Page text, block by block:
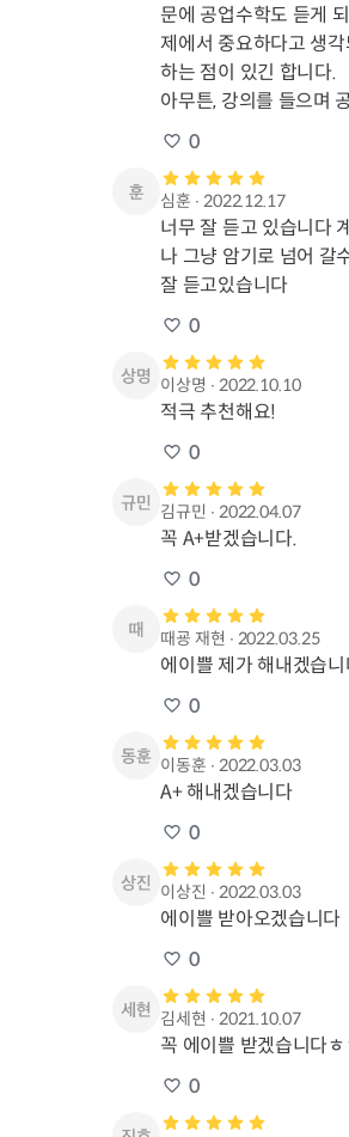
문에 공업수학도 듣게
제에서 중요하다고 생
하는 점이 있긴 합니다.
아무튼, 강의를 들으며
0
심훈 ∙ 2022.12.17
너무 잘 듣고 있습니다
나 그냥 암기로 넘어 갈
잘 듣고있습니다
0
이상명 ∙ 2022.10.10
적극 추천해요!
0
김규민 ∙ 2022.04.07
꼭 A+받겠습니다.
0
때굥 재현 ∙ 2022.03.25
에이쁠 제가 해내겠습니
0
이동훈 ∙ 2022.03.03
A+ 해내겠습니다
0
이상진 ∙ 2022.03.03
에이쁠 받아오겠습니다
0
김세현 ∙ 2021.10.07
꼭 에이쁠 받겠습니다ㅎ
0